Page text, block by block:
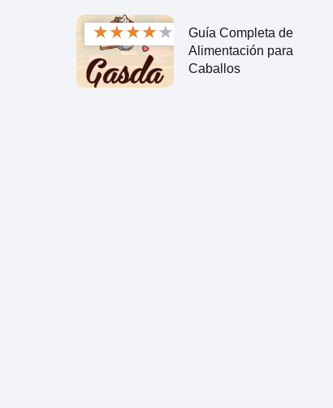
★★★★★
Guía Completa de
Alimentación para
Caballos